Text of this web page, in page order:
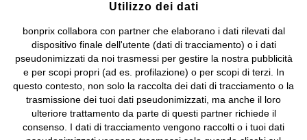
Utilizzo dei dati
bonprix collabora con partner che elaborano i dati rilevati dal
dispositivo finale dell'utente (dati di tracciamento) o i dati
pseudonimizzati da noi trasmessi per gestire la nostra pubblicità
e per scopi propri (ad es. profilazione) o per scopi di terzi. In
questo contesto, non solo la raccolta dei dati di tracciamento o la
trasmissione dei tuoi dati pseudonimizzati, ma anche il loro
ulteriore trattamento da parte di questi partner richiede il
consenso. I dati di tracciamento vengono raccolti o i tuoi dati